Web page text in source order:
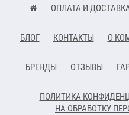
ОПЛАТА И
БЛОГ КОНТАКТЫ О
БРЕНДЫ ОТЗЫВЫ
ПОЛИТИКА
НА ОБРАБОТКУ